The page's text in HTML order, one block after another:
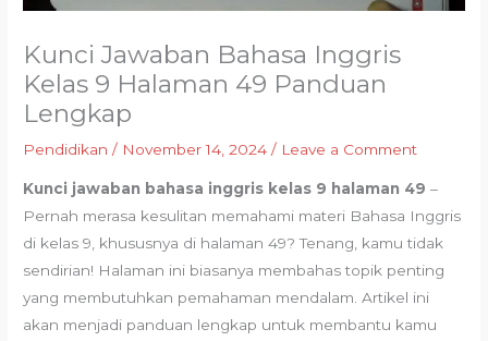
Kunci Jawaban Bahasa Inggris
Kelas 9 Halaman 49 Panduan
Lengkap
Pendidikan / November 14, 2024/ Leave a Comment
Kunci jawaban bahasa inggris kelas 9 halaman 49 –
Pernah merasa kesulitan memahami materi Bahasa Inggris
di kelas 9, khususnya di halaman 49? Tenang, kamu tidak
sendirian! Halaman ini biasanya membahas topik penting
yang membutuhkan pemahaman mendalam. Artikel ini
akan menjadi panduan lengkap untuk membantu kamu